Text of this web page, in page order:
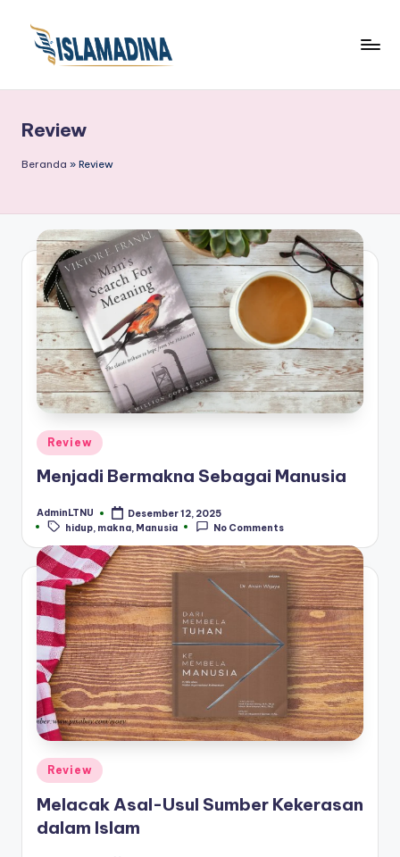
Review
Beranda » Review
Posted
in
Review
Menjadi Bermakna Sebagai Manusia
Posted
by
AdminLTNU Desember 12, 2025
Tags:
hidup makna Manusia No Comments
Posted
in
Review
Melacak Asal-Usul Sumber Kekerasan
dalam Islam